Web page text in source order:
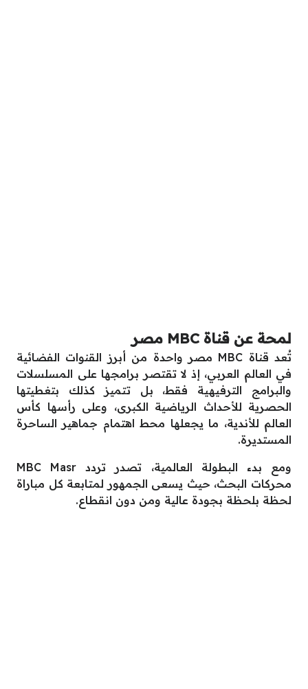
لمحة عن قناة MBC مصر
تُعد قناة MBC مصر واحدة من أبرز القنوات الفضائية
في العالم العربي، إذ لا تقتصر برامجها على المسلسلات
والبرامج الترفيهية فقط، بل تتميز كذلك بتغطيتها
الحصرية للأحداث الرياضية الكبرى، وعلى رأسها كأس
العالم للأندية، ما يجعلها محط اهتمام جماهير الساحرة
المستديرة.
ومع بدء البطولة العالمية، تصدر تردد MBC Masr
محركات البحث، حيث يسعى الجمهور لمتابعة كل مباراة
لحظة بلحظة بجودة عالية ومن دون انقطاع.